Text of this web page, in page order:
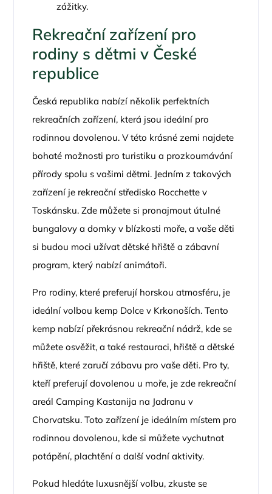
zážitky.
Rekreační zařízení pro
rodiny s dětmi v České
republice
Česká republika nabízí několik perfektních
rekreačních zařízení, která jsou ideální pro
rodinnou dovolenou. V této krásné zemi najdete
bohaté možnosti pro turistiku a prozkoumávání
přírody spolu s vašimi dětmi. Jedním z takových
zařízení je rekreační středisko Rocchette v
Toskánsku. Zde můžete si pronajmout útulné
bungalovy a domky v blízkosti moře, a vaše děti
si budou moci užívat dětské hřiště a zábavní
program, který nabízí animátoři.
Pro rodiny, které preferují horskou atmosféru, je
ideální volbou kemp Dolce v Krkonoších. Tento
kemp nabízí překrásnou rekreační nádrž, kde se
můžete osvěžit, a také restauraci, hřiště a dětské
hřiště, které zaručí zábavu pro vaše děti. Pro ty,
kteří preferují dovolenou u moře, je zde rekreační
areál Camping Kastanija na Jadranu v
Chorvatsku. Toto zařízení je ideálním místem pro
rodinnou dovolenou, kde si můžete vychutnat
potápění, plachtění a další vodní aktivity.
Pokud hledáte luxusnější volbu, zkuste se